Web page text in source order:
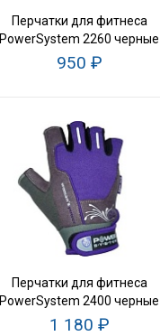
Перчатки для фитнеса
PowerSystem 2260 черные
950 ₽
Перчатки для фитнеса
PowerSystem 2400 черные
S
1 180 ₽